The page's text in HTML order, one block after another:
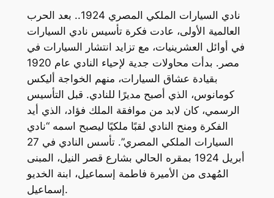
نادي السيارات الملكي المصري 1924.. بعد الحرب
العالمية الأولى، عادت فكرة تأسيس نادي السيارات
في أوائل العشرينيات، مع تزايد انتشار السيارات في
مصر. بدأت محاولات جدية لإحياء النادي عام 1920
بقيادة عشاق السيارات، منهم الخواجة أليكس
كومانوس، الذي أصبح مديرًا للنادي. قبل التأسيس
الرسمي، كان لابد من موافقة الملك فؤاد، الذي أيد
الفكرة ومنح النادي لقبًا ملكيًا ليصبح اسمه “نادي
السيارات الملكي المصري”. تأسس النادي في 27
أبريل 1924 بمقره الحالي بشارع قصر النيل، المبنى
المُهدى من الأميرة فاطمة إسماعيل، ابنة الخديو
إسماعيل.